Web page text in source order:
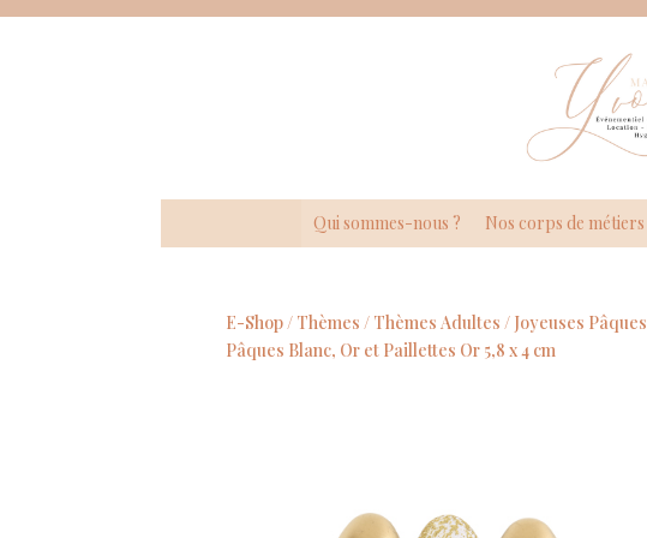
Qui sommes-nous ? Nos corps de métiers
E-Shop / Thèmes / Thèmes Adultes / Joyeuses Pâques
Pâques Blanc, Or et Paillettes Or 5,8 x 4 cm
Panneau de gestion des cookies